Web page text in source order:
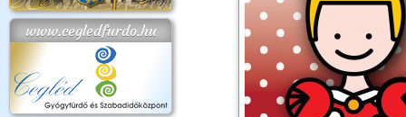
www.cegledfurdo.hu